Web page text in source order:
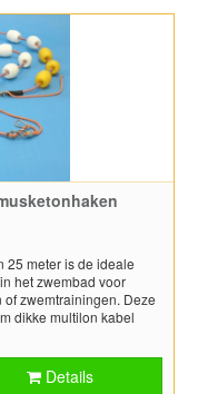
25 meter is de ideale
het zwembad voor
zwemtrainingen. Deze
dikke multilon kabel
per meter lengte.
en drijft de
Details